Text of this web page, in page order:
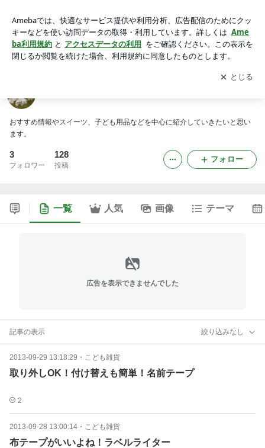
アプリをダウンロードして ブログの更新通知
を受け取りまし
ょう。
開く
おすすめ情報やスイーツ、子ども用品などを中心に紹介していきたいと思い
ます。
3
フォロワー
128
投稿
フォロー
一覧 人気 画像 テーマ
広告を表示できませんでした
記事の表示 絞り込みなし
2013-09-29 13:18:29 ・ こども雑貨
取り外しOK！付け替えも簡単！名前テープ
2
2013-09-28 13:00:14 ・ こども雑貨
布テープがいいよね！ラベルライター